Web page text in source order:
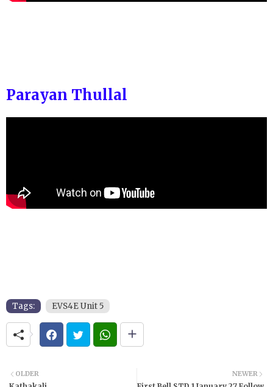
Parayan Thullal
Tags: EVS4E Unit 5
NEWER
OLDER